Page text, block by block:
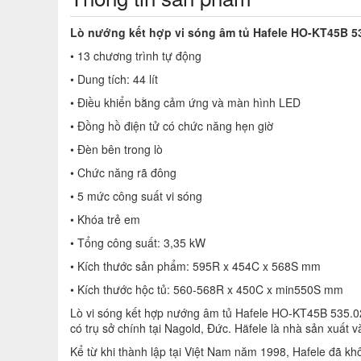
Lò nướng kết hợp vi sóng âm tủ Hafele HO-KT45B
• 13 chương trình tự động
• Dung tích: 44 lít
• Điều khiển bằng cảm ứng và màn hình LED
• Đồng hồ điện tử có chức năng hẹn giờ
• Đèn bên trong lò
• Chức năng rã đông
• 5 mức công suất vi sóng
• Khóa trẻ em
• Tổng công suất: 3,35 kW
• Kích thước sản phẩm: 595R x 454C x 568S mm
• Kích thước hộc tủ: 560-568R x 450C x min550S mm
Lò vi sóng kết hợp nướng âm tủ Hafele HO-KT45B
có trụ sở chính tại Nagold, Đức. Häfele là nhà sản xuất
Kể từ khi thành lập tại Việt Nam năm 1998, Hafele đã